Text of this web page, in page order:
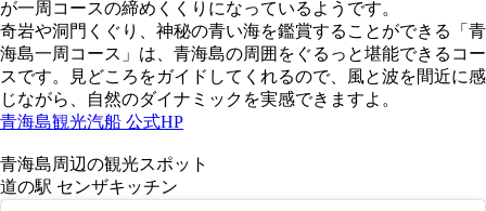
が一周コースの締めくくりになっているようです。
奇岩や洞門くぐり、神秘の青い海を鑑賞することができる「青
海島一周コース」は、青海島の周囲をぐるっと堪能できるコー
スです。見どころをガイドしてくれるので、風と波を間近に感
じながら、自然のダイナミックを実感できますよ。
青海島観光汽船 公式HP
青海島周辺の観光スポット
道の駅 センザキッチン